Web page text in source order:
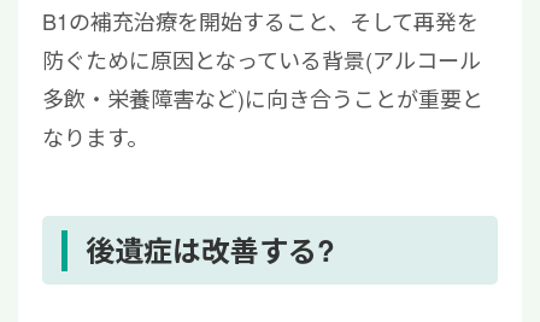
B1の補充治療を開始すること、そして再発を
防ぐために原因となっている背景(アルコール
多飲・栄養障害など)に向き合うことが重要と
なります。
後遺症は改善する?